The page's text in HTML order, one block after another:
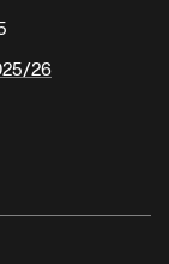
26